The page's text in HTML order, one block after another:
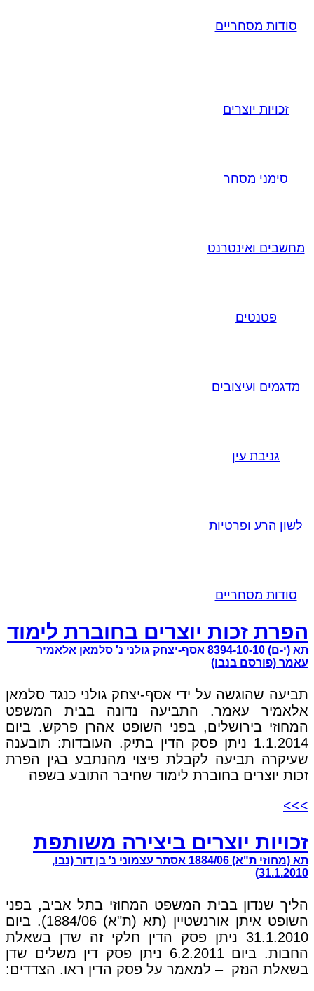
סודות מסחריים
זכויות יוצרים
סימני מסחר
מחשבים ואינטרנט
פטנטים
מדגמים ועיצובים
גניבת עין
לשון הרע ופרטיות
סודות מסחריים
הפרת זכות יוצרים בחוברת לימוד
תא (י-ם) 8394-10-10 אסף-יצחק גולני נ' סלמאן אלאמיר
עאמר (פורסם בנבו)
תביעה שהוגשה על ידי אסף-יצחק גולני כנגד סלמאן
אלאמיר עאמר. התביעה נדונה בבית המשפט
המחוזי בירושלים, בפני השופט אהרן פרקש. ביום
1.1.2014 ניתן פסק הדין בתיק. העובדות: תובענה
שעיקרה תביעה לקבלת פיצוי מהנתבע בגין הפרת
זכות יוצרים בחוברת לימוד שחיבר התובע בשפה
>>>
זכויות יוצרים ביצירה משותפת
תא (מחוזי ת"א) 1884/06 אסתר עצמוני נ' בן דור (נבו,
31.1.2010)
הליך שנדון בבית המשפט המחוזי בתל אביב, בפני
השופט איתן אורנשטיין (תא (ת"א) 1884/06). ביום
31.1.2010 ניתן פסק הדין חלקי זה שדן בשאלת
החבות. ביום 6.2.2011 ניתן פסק דין משלים שדן
בשאלת הנזק – למאמר על פסק הדין ראו. הצדדים: